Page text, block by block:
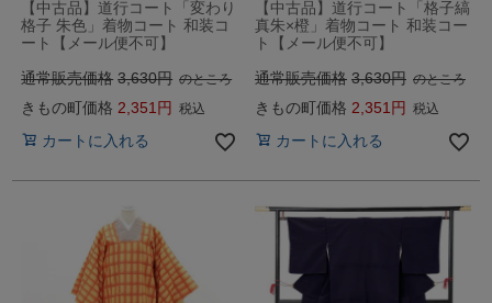
【中古品】道行コート「変わり
格子 朱色」着物コート 和装コ
ート【メール便不可】
通常販売価格 3,630 のところ
きもの町価格 2,351 税込
カートに入れる
【中古品】道行コート「格子縞
真朱×橙」着物コート 和装コー
ト【メール便不可】
通常販売価格 3,630 のところ
きもの町価格 2,351 税込
カートに入れる